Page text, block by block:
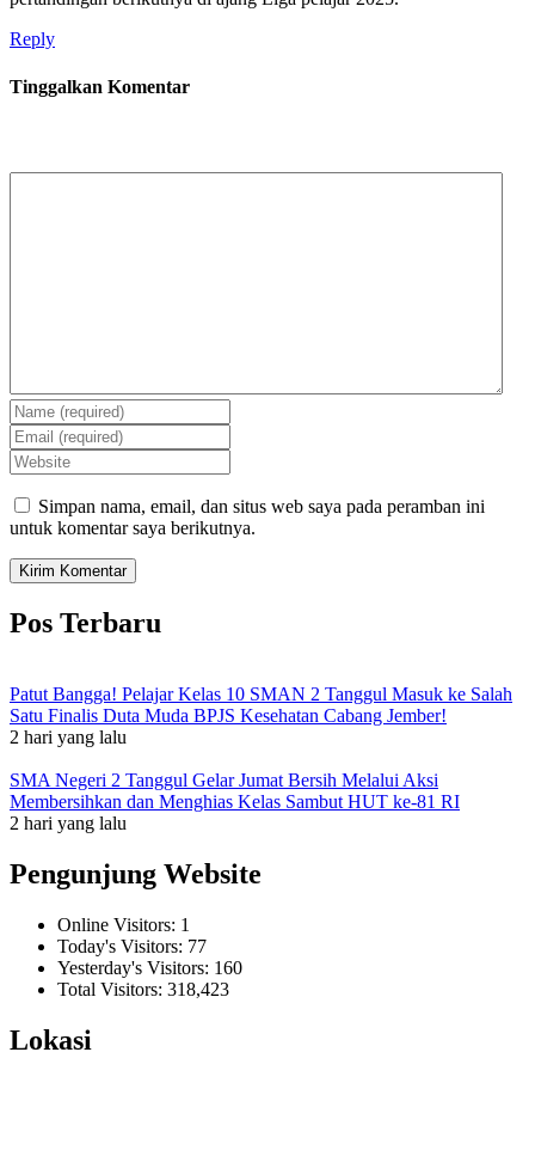
Reply
Tinggalkan Komentar
Simpan nama, email, dan situs web saya pada peramban ini
untuk komentar saya berikutnya.
Pos Terbaru
Patut Bangga! Pelajar Kelas 10 SMAN 2 Tanggul Masuk ke Salah
Satu Finalis Duta Muda BPJS Kesehatan Cabang Jember!
2 hari yang lalu
SMA Negeri 2 Tanggul Gelar Jumat Bersih Melalui Aksi
Membersihkan dan Menghias Kelas Sambut HUT ke-81 RI
2 hari yang lalu
Pengunjung Website
Online Visitors: 1
Today's Visitors: 77
Yesterday's Visitors: 160
Total Visitors: 318,423
Lokasi